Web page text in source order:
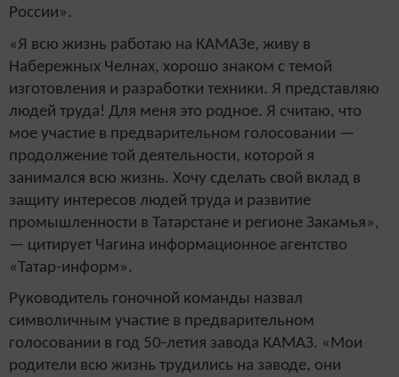
России».
«Я всю жизнь работаю на КАМАЗе, живу в
Набережных Челнах, хорошо знаком с темой
изготовления и разработки техники. Я представляю
людей труда! Для меня это родное. Я считаю, что
мое участие в предварительном голосовании —
продолжение той деятельности, которой я
занимался всю жизнь. Хочу сделать свой вклад в
защиту интересов людей труда и развитие
промышленности в Татарстане и регионе Закамья»,
— цитирует Чагина информационное агентство
«Татар-информ».
Руководитель гоночной команды назвал
символичным участие в предварительном
голосовании в год 50-летия завода КАМАЗ. «Мои
родители всю жизнь трудились на заводе, они